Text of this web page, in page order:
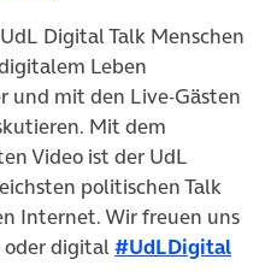
Digital Talk Menschen
Leben
und mit den Live-Gästen
Mit dem
Video ist der UdL
politischen Talk
Internet. Wir freuen uns
oder digital#UdLDigital